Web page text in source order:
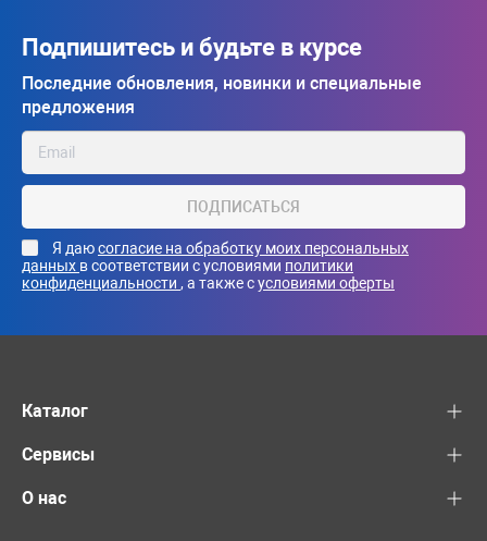
Подпишитесь и будьте в курсе
Последние обновления, новинки и специальные
предложения
ПОДПИСАТЬСЯ
Я даюсогласие на обработку моих персональных
данных в соответствии с условиями политики
конфиденциальности , а также сусловиями оферты
Каталог
Сервисы
О нас